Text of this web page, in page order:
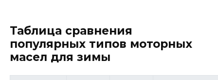
Таблица сравнения
популярных типов моторных
масел для зимы